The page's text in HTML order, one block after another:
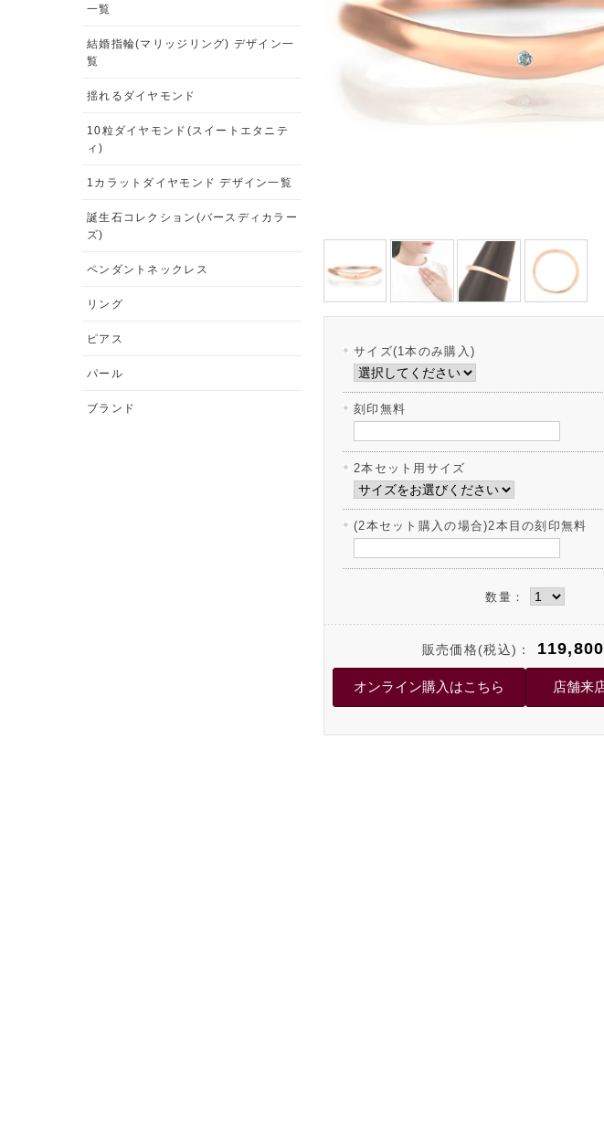
サイズ(1本のみ購入)
刻印無料
2本セット用サイズ
(2本セット購入の場合)2本目の刻印無料
数量：
販売価格(税込)： 119,800
一覧
結婚指輪(マリッジリング) デザイン一
覧
揺れるダイヤモンド
10粒ダイヤモンド(スイートエタニテ
ィ)
1カラットダイヤモンド デザイン一覧
誕生石コレクション(バースディカラー
ズ)
ペンダントネックレス
リング
ピアス
パール
ブランド